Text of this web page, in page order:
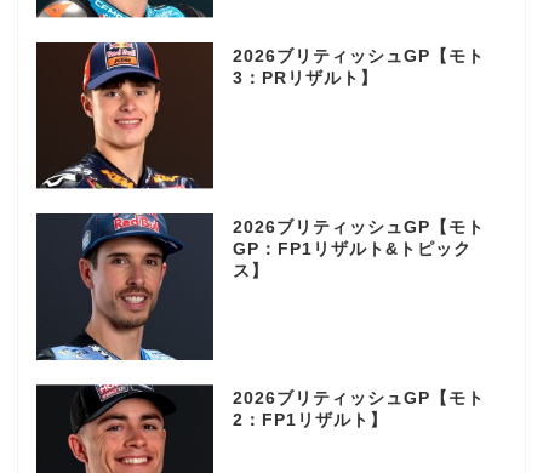
2026ブリティッシュGP【モト
3：PRリザルト】
2026ブリティッシュGP【モト
GP：FP1リザルト&トピック
ス】
2026ブリティッシュGP【モト
2：FP1リザルト】